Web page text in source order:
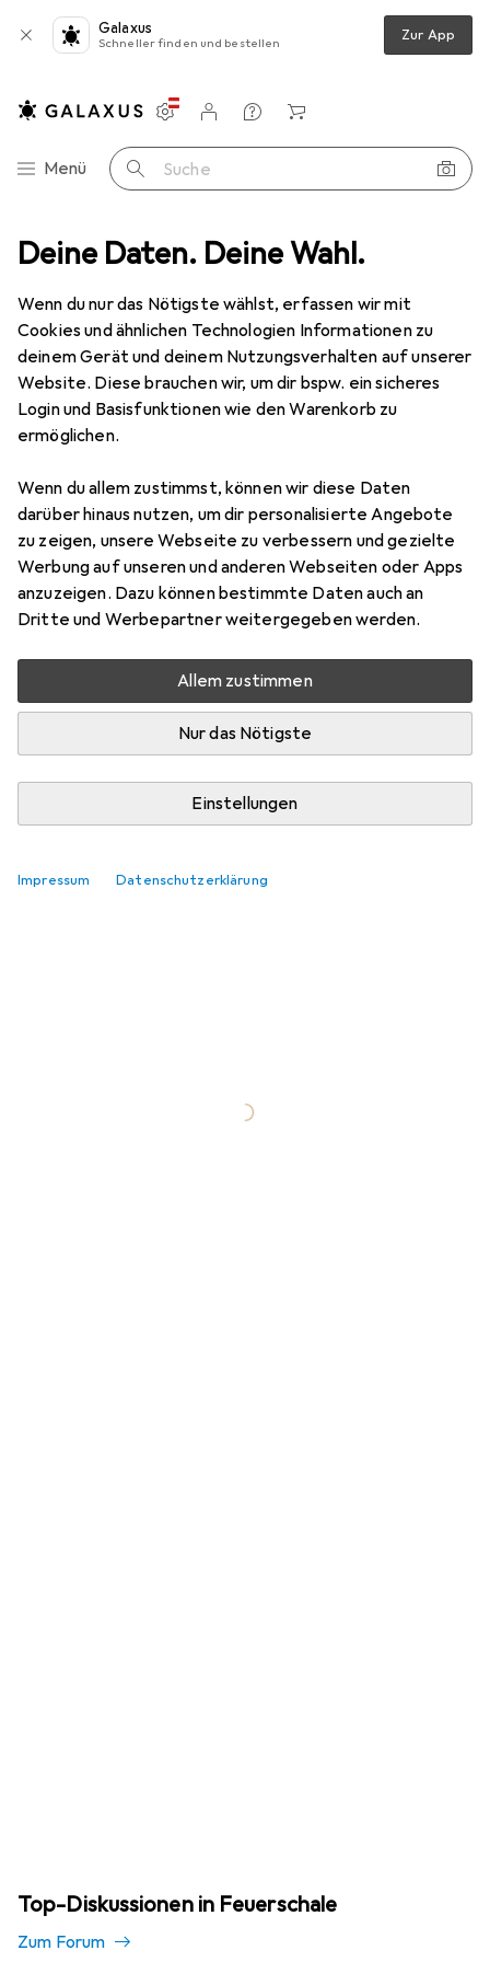
Deine Daten. Deine Wahl.
Wenn du nur das Nötigste wählst, erfassen wir mit
Cookies und ähnlichen Technologien Informationen zu
deinem Gerät und deinem Nutzungsverhalten auf unserer
Website. Diese brauchen wir, um dir bspw. ein sicheres
Login und Basisfunktionen wie den Warenkorb zu
ermöglichen.
Wenn du allem zustimmst, können wir diese Daten
darüber hinaus nutzen, um dir personalisierte Angebote
zu zeigen, unsere Webseite zu verbessern und gezielte
Werbung auf unseren und anderen Webseiten oder Apps
anzuzeigen. Dazu können bestimmte Daten auch an
Dritte und Werbepartner weitergegeben werden.
Allem zustimmen
Nur das Nötigste
Einstellungen
Impressum Datenschutzerklärung
Galaxus
Schneller finden und bestellen Zur App
Navigation nach Kategorien
Menü Suche
Einstellungen
Kundenkonto
Vergleichslisten
Merklisten
Warenkorb
Gesamtsortiment Baumarkt + Garten Grill
Feuerschale· Feuerstelle
Produkte Forum
Top-Diskussionen in Feuerschale
Zum Forum